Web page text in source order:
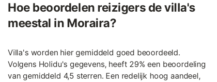
Hoe beoordelen reizigers de villa's
meestal in Moraira?
Villa's worden hier gemiddeld goed beoordeeld.
Volgens Holidu's gegevens, heeft 29% een beoordeling
van gemiddeld 4,5 sterren. Een redelijk hoog aandeel,